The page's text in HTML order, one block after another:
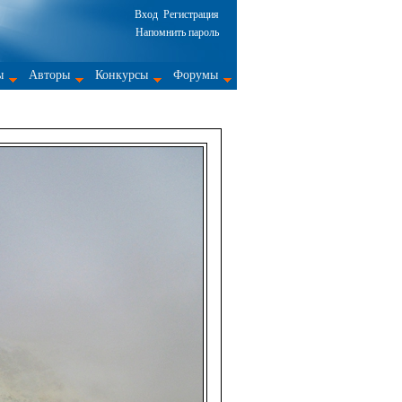
Вход Регистрация
Напомнить пароль
Авторы Конкурсы Форумы